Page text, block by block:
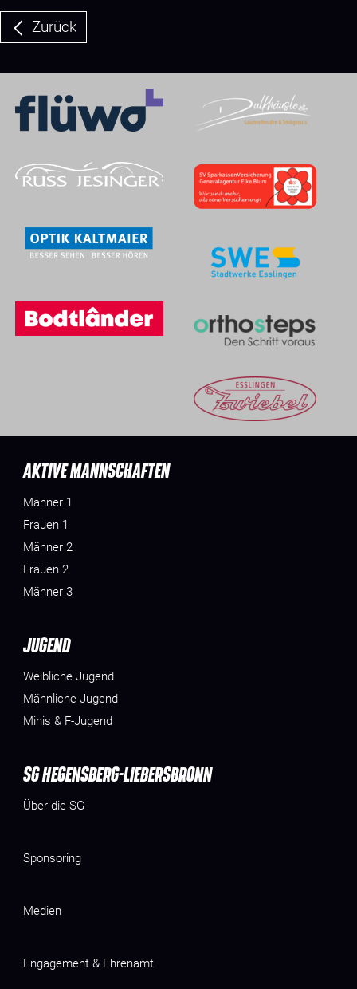
Zurück
AKTIVE MANNSCHAFTEN
Männer 1
Frauen 1
Männer 2
Frauen 2
Männer 3
JUGEND
Weibliche Jugend
Männliche Jugend
Minis & F-Jugend
SG HEGENSBERG-LIEBERSBRONN
Über die SG
Sponsoring
Medien
Engagement & Ehrenamt